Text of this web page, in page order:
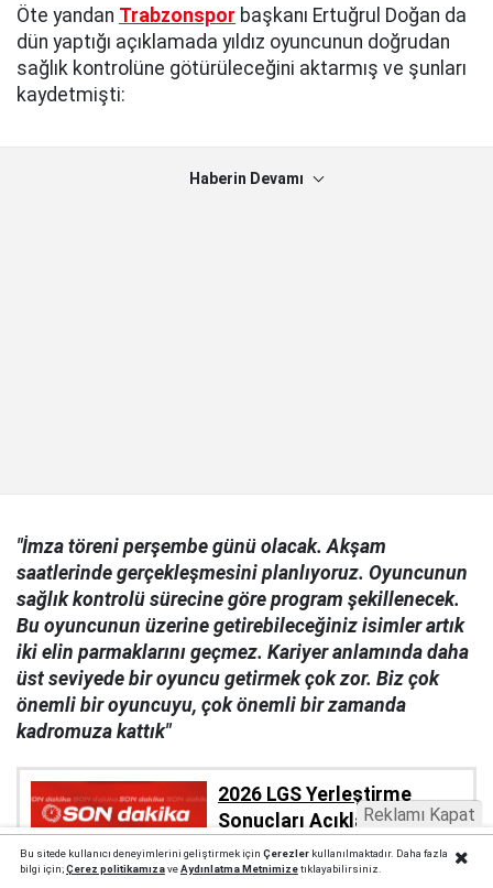
Öte yandan Trabzonspor başkanı Ertuğrul Doğan da
dün yaptığı açıklamada yıldız oyuncunun doğrudan
sağlık kontrolüne götürüleceğini aktarmış ve şunları
kaydetmişti:
Haberin Devamı
"İmza töreni perşembe günü olacak. Akşam
saatlerinde gerçekleşmesini planlıyoruz. Oyuncunun
sağlık kontrolü sürecine göre program şekillenecek.
Bu oyuncunun üzerine getirebileceğiniz isimler artık
iki elin parmaklarını geçmez. Kariyer anlamında daha
üst seviyede bir oyuncu getirmek çok zor. Biz çok
önemli bir oyuncuyu, çok önemli bir zamanda
kadromuza kattık"
2026 LGS Yerleştirme
Sonuçları Açıklandı! LGS
Sonuçlarına Nereden
Bakılır? T.C No, e-Okul,
Bu sitede kullanıcı deneyimlerini geliştirmek için Çerezlerkullanılmaktadır. Daha fazla
bilgi için;Çerez politikamızaveAydınlatma Metnimizetıklayabilirsiniz.
Reklamı Kapat